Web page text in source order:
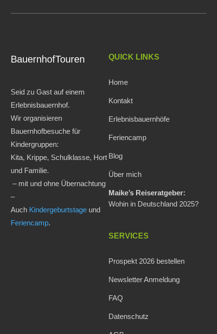
BauernhofTouren
Seid zu Gast auf einem
Erlebnisbauernhof.
Wir organisieren
Bauernhofbesuche für
Kindergruppen:
Kita, Krippe, Schulklasse, Hort
und Familie.
– mit und ohne Übernachtung
–
Auch Kindergeburtstage und
Feriencamp.
QUICK LINKS
Home
Kontakt
Erlebnisbauernhöfe
Feriencamp
Blog
Über mich
Maike’s Reiseratgeber:
Wohin in Deutschland 2025?
SERVICES
Prospekt 2026 bestellen
Newsletter Anmeldung
FAQ
Datenschutz